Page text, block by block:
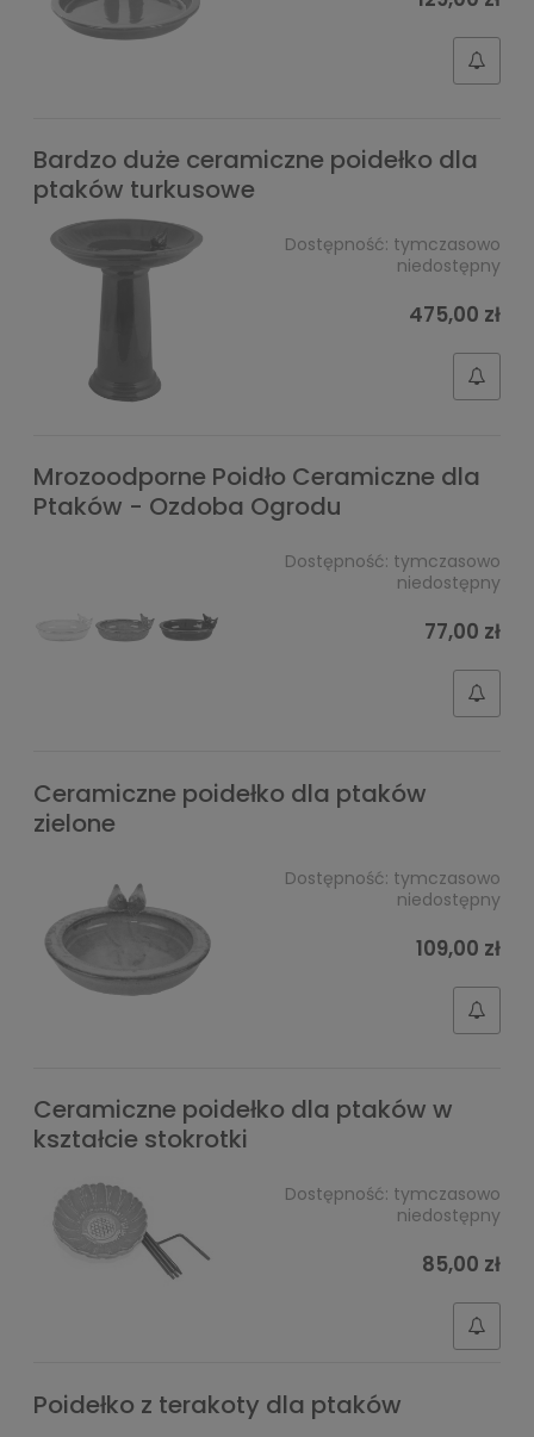
Bardzo duże ceramiczne poidełko dla
ptaków turkusowe
Dostępność: tymczasowo
niedostępny
475,00 zł
Mrozoodporne Poidło Ceramiczne dla
Ptaków - Ozdoba Ogrodu
Dostępność: tymczasowo
niedostępny
77,00 zł
Ceramiczne poidełko dla ptaków
zielone
Dostępność: tymczasowo
niedostępny
109,00 zł
Ceramiczne poidełko dla ptaków w
kształcie stokrotki
Dostępność: tymczasowo
niedostępny
85,00 zł
Poidełko z terakoty dla ptaków